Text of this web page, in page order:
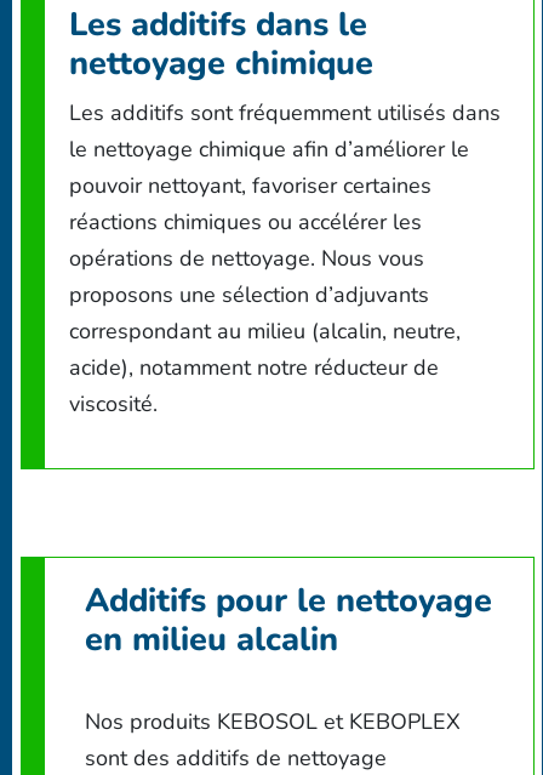
Les additifs dans le
nettoyage chimique
Les additifs sont fréquemment utilisés dans
le nettoyage chimique afin d’améliorer le
pouvoir nettoyant, favoriser certaines
réactions chimiques ou accélérer les
opérations de nettoyage. Nous vous
proposons une sélection d’adjuvants
correspondant au milieu (alcalin, neutre,
acide), notamment notre réducteur de
viscosité.
Additifs pour le nettoyage
en milieu alcalin
Nos produits KEBOSOL et KEBOPLEX
sont des additifs de nettoyage